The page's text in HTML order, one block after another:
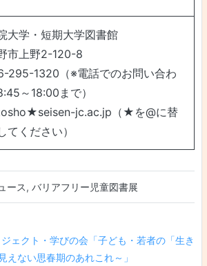
大学・短期大学図書館
市上野2-120-8
295-1320（※電話でのお問い合わ
～18:00まで）
jc.ac.jp（★を@に替
てください）
ース, バリアフリー児童図書展
ーション
ェクト・学びの会「子ども・若者の「生き
えない思春期のあれこれ～」